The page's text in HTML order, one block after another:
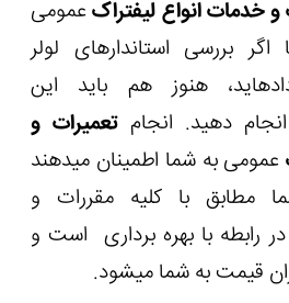
و خدمات انواع لیفتراکعمومی
بررسی استاندارهای لولر
هنوز هم باید این
دهید. انجام تعمیرات و
عمومی به شما اطمینان می‏دهند
مطابق با کلیه مقررات و
رابطه با بهره برداری است و
قیمت به شما می‏شود.